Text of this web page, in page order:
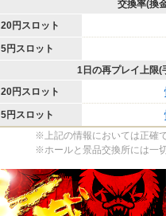
交換率(換
20円スロット
5円スロット
1日の再プレイ上限(
20円スロット
5円スロット
※上記の情報においては正確
※ホールと景品交換所には一